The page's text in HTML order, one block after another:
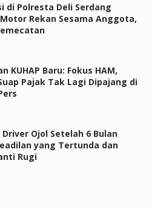
di Polresta Deli Serdang
Rekan Sesama Anggota,
KUHAP Baru: Fokus HAM,
Pajak Tak Lagi Dipajang di
Driver Ojol Setelah 6 Bulan
yang Tertunda dan
Rugi